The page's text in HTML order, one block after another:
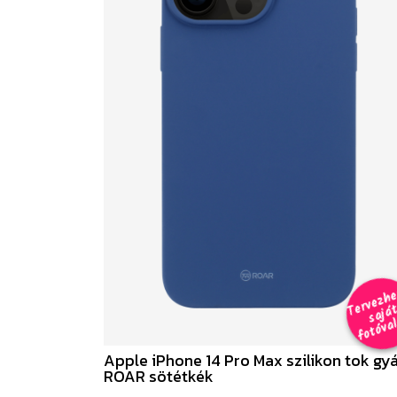
T
t
al
Apple iPhone 14 Pro Max szilikon tok
ROAR sötétkék